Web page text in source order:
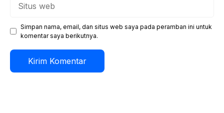
Simpan nama, email, dan situs web saya pada peramban ini untuk
komentar saya berikutnya.